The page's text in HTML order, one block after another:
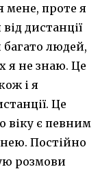
мене, проте я
дистанції
людей,
я не знаю. Це
і я
Це
віку є певним
Постійно
розмови